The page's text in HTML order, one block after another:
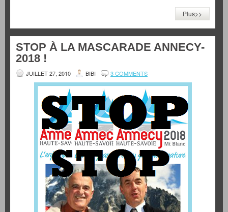
Plus>>
STOP À LA MASCARADE ANNECY-
2018 !
JUILLET 27, 2010 BIBI 3 COMMENTS